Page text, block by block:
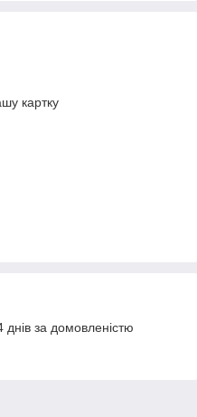
картку
за домовленістю